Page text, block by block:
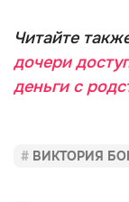
Читайте
дочери
деньги с
ВИКТОРИЯ